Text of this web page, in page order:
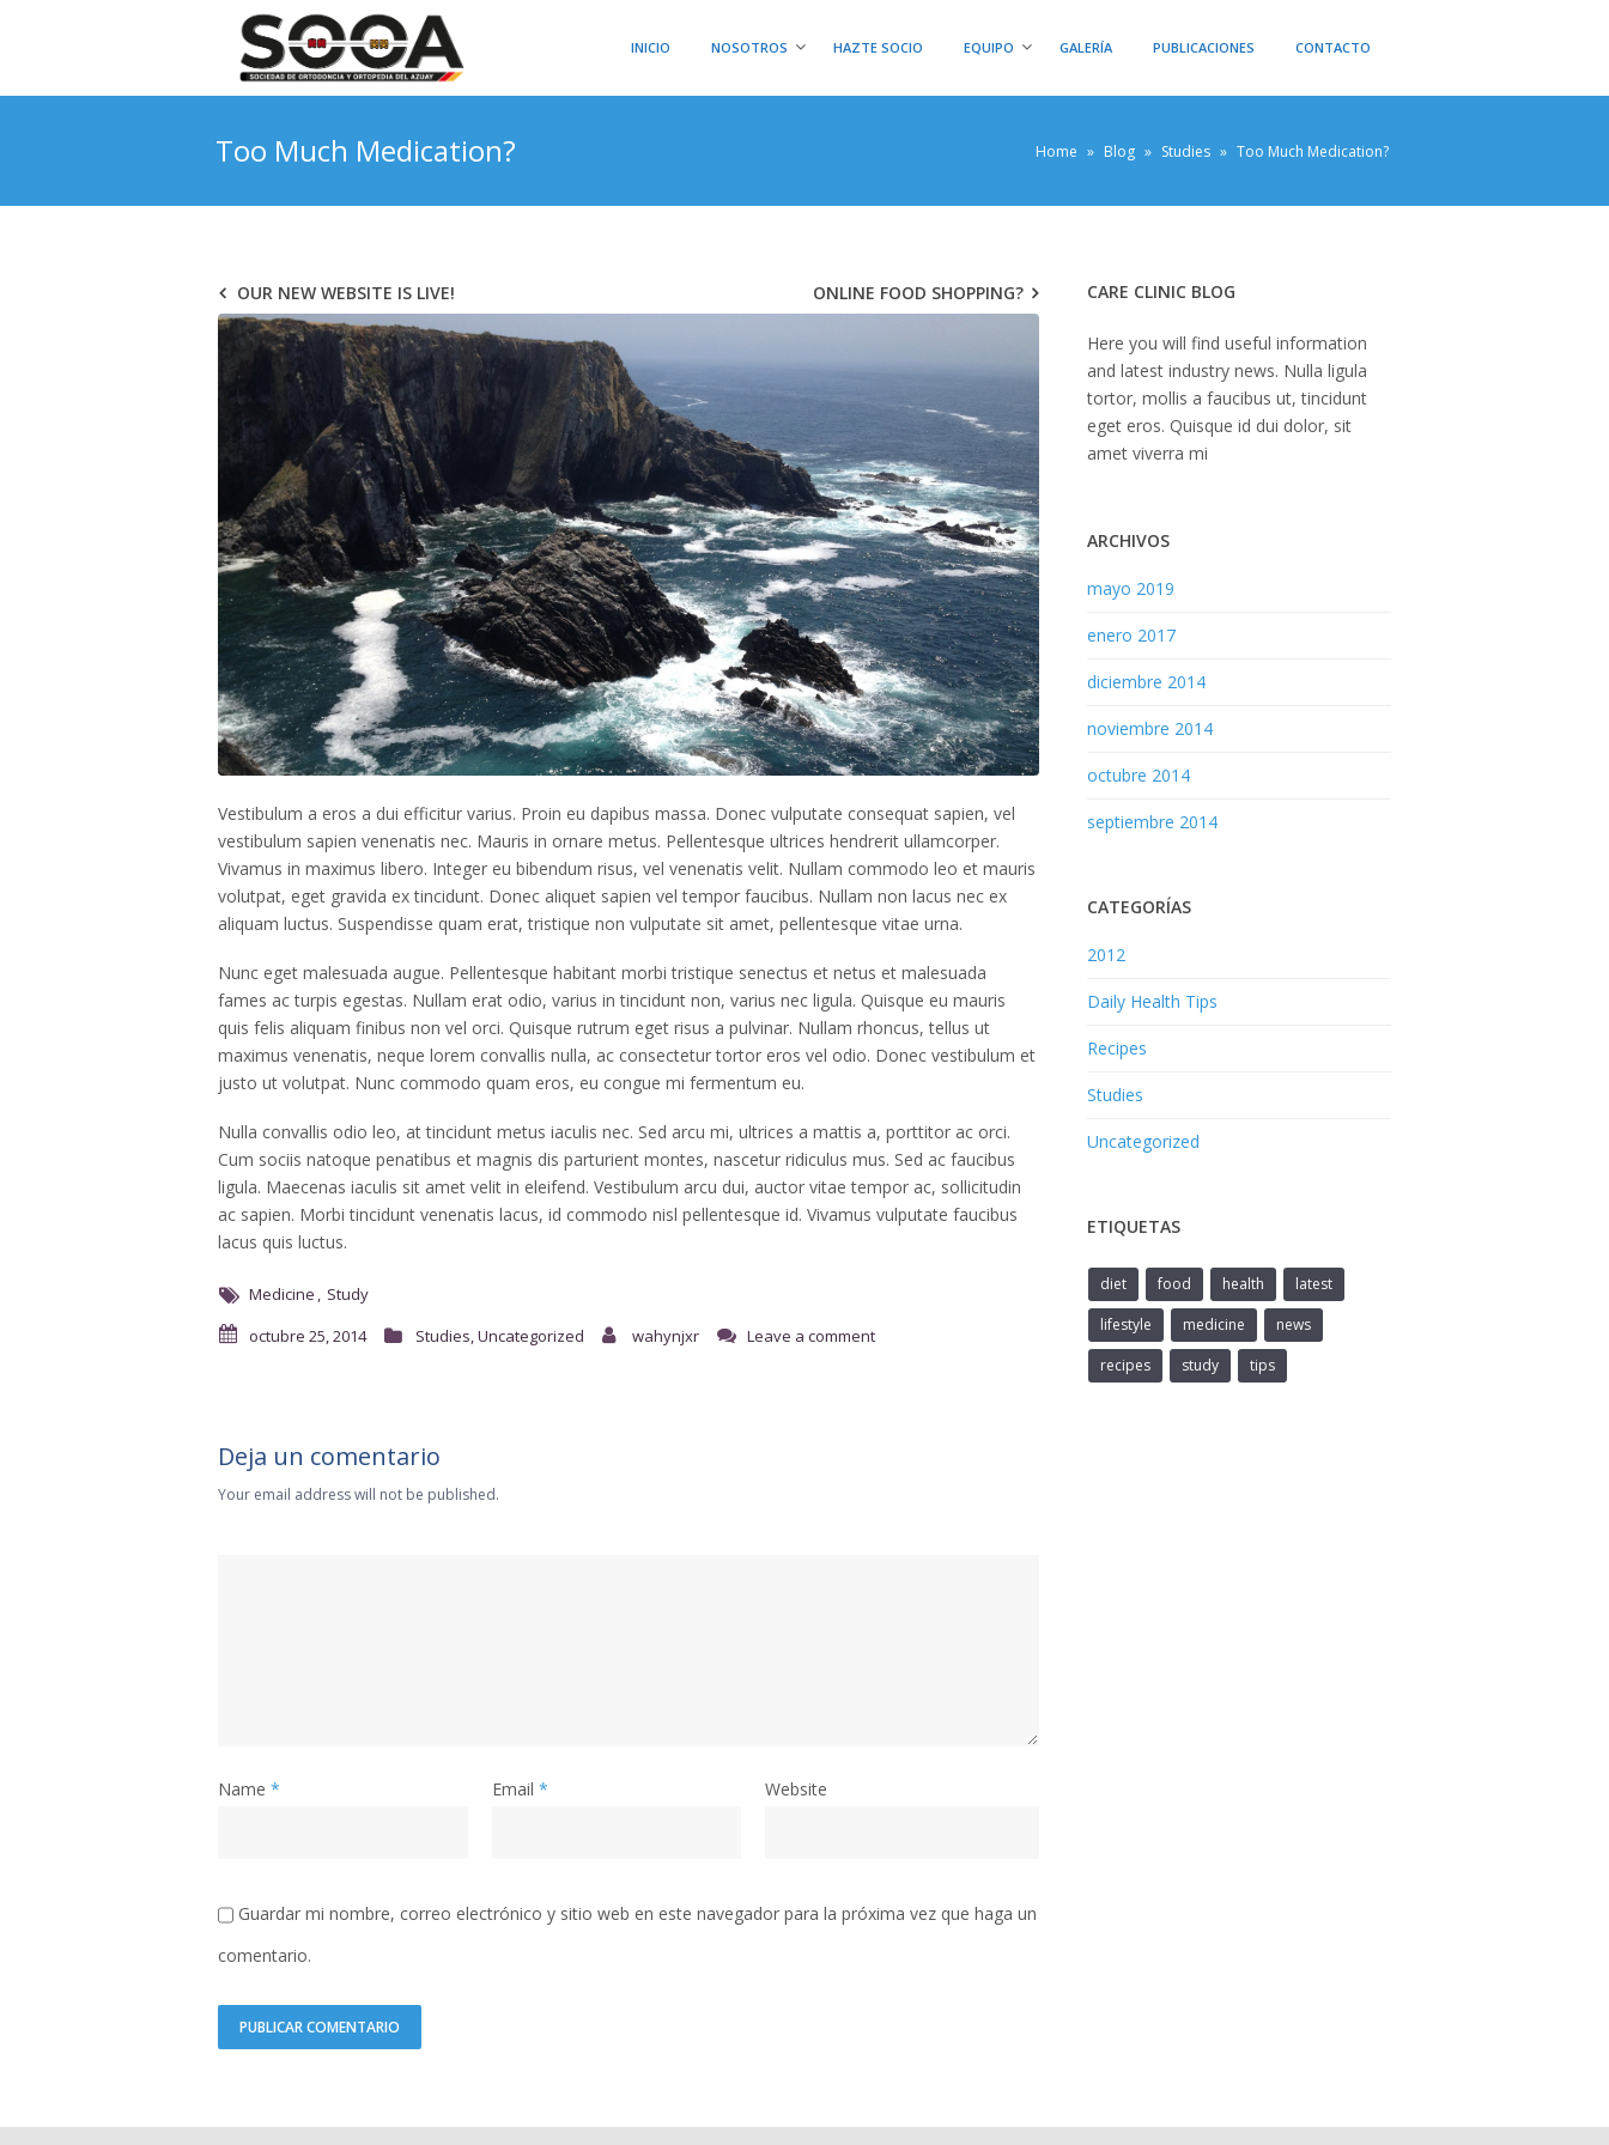
INICIO NOSOTROS HAZTE SOCIO EQUIPO GALERÍA PUBLICACIONES CONTACTO
Too Much Medication? Home » Blog » Studies » Too Much Medication?
OUR NEW WEBSITE IS LIVE! ONLINE FOOD SHOPPING?
Vestibulum a eros a dui efficitur varius. Proin eu dapibus massa. Donec vulputate consequat sapien, vel
vestibulum sapien venenatis nec. Mauris in ornare metus. Pellentesque ultrices hendrerit ullamcorper.
Vivamus in maximus libero. Integer eu bibendum risus, vel venenatis velit. Nullam commodo leo et mauris
volutpat, eget gravida ex tincidunt. Donec aliquet sapien vel tempor faucibus. Nullam non lacus nec ex
aliquam luctus. Suspendisse quam erat, tristique non vulputate sit amet, pellentesque vitae urna.
Nunc eget malesuada augue. Pellentesque habitant morbi tristique senectus et netus et malesuada
fames ac turpis egestas. Nullam erat odio, varius in tincidunt non, varius nec ligula. Quisque eu mauris
quis felis aliquam finibus non vel orci. Quisque rutrum eget risus a pulvinar. Nullam rhoncus, tellus ut
maximus venenatis, neque lorem convallis nulla, ac consectetur tortor eros vel odio. Donec vestibulum et
justo ut volutpat. Nunc commodo quam eros, eu congue mi fermentum eu.
Nulla convallis odio leo, at tincidunt metus iaculis nec. Sed arcu mi, ultrices a mattis a, porttitor ac orci.
Cum sociis natoque penatibus et magnis dis parturient montes, nascetur ridiculus mus. Sed ac faucibus
ligula. Maecenas iaculis sit amet velit in eleifend. Vestibulum arcu dui, auctor vitae tempor ac, sollicitudin
ac sapien. Morbi tincidunt venenatis lacus, id commodo nisl pellentesque id. Vivamus vulputate faucibus
lacus quis luctus.
Medicine
Study
octubre 25, 2014
Studies,Uncategorized wahynjxr Leave a comment
Deja un comentario
Your email address will not be published.
Name * Email * Website
Guardar mi nombre, correo electrónico y sitio web en este navegador para la próxima vez que haga un
comentario.
CARE CLINIC BLOG
Here you will find useful information
and latest industry news. Nulla ligula
tortor, mollis a faucibus ut, tincidunt
eget eros. Quisque id dui dolor, sit
amet viverra mi
ARCHIVOS
mayo 2019
enero 2017
diciembre 2014
noviembre 2014
octubre 2014
septiembre 2014
CATEGORÍAS
2012
Daily Health Tips
Recipes
Studies
Uncategorized
ETIQUETAS
diet food health
latest
lifestyle
medicine
news
recipes
study tips